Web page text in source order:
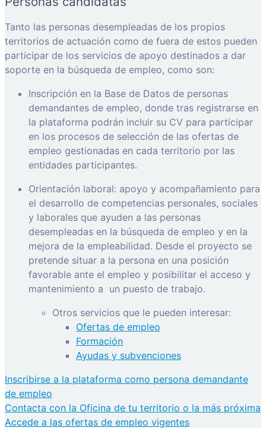
Tanto las personas desempleadas de los propios
territorios de actuación como de fuera de estos pueden
participar de los servicios de apoyo destinados a dar
soporte en la búsqueda de empleo, como son:
Inscripción en la Base de Datos de personas
demandantes de empleo, donde tras registrarse en
la plataforma podrán incluir su CV para participar
en los procesos de selección de las ofertas de
empleo gestionadas en cada territorio por las
entidades participantes.
Orientación laboral: apoyo y acompañamiento para
el desarrollo de competencias personales, sociales
y laborales que ayuden a las personas
desempleadas en la búsqueda de empleo y en la
mejora de la empleabilidad. Desde el proyecto se
pretende situar a la persona en una posición
favorable ante el empleo y posibilitar el acceso y
mantenimiento a un puesto de trabajo.
Otros servicios que le pueden interesar:
Ofertas de empleo
Formación
Ayudas y subvenciones
Inscribirse a la plataforma como persona demandante
de empleo
Contacta con la Oficina de tu territorio o la más próxima
Accede a las ofertas de empleo vigentes